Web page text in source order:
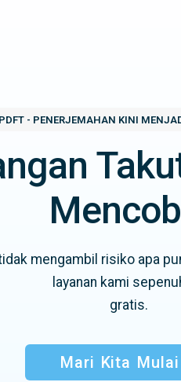
PDFT - PENERJEMAHAN KINI
mengambil risiko apa
layanan kami
gratis.
Mari Kita